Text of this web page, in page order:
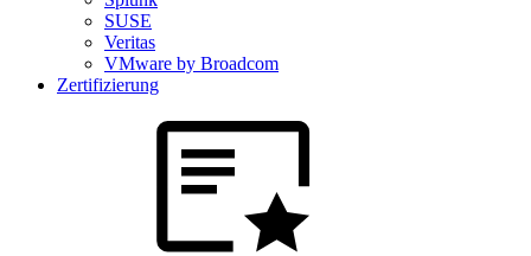
SUSE
Veritas
VMware by Broadcom
Zertifizierung